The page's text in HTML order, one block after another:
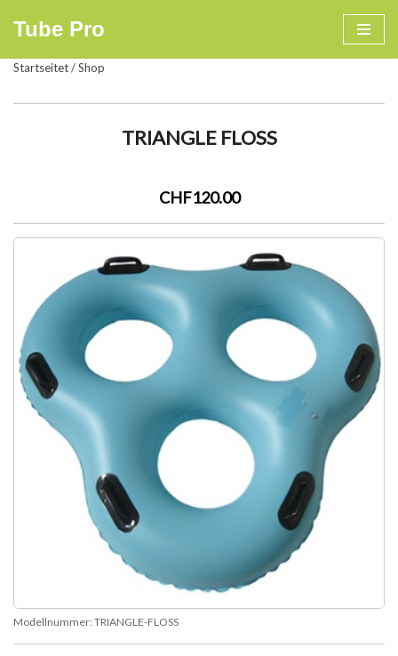
Inhalt
Tube Pro
Startseitet/Shop
TRIANGLE FLOSS
CHF120.00
Modellnummer: TRIANGLE-FLOSS